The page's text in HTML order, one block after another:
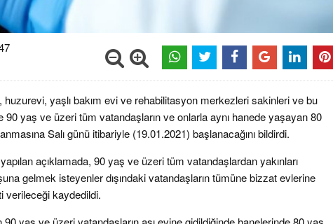
huzurevi, yaşlı bakım evi ve rehabilitasyon merkezleri sakinleri ve bu
90 yaş ve üzeri tüm vatandaşların ve onlarla aynı hanede yaşayan 80
Salı günü itibariyle (19.01.2021) başlanacağını bildirdi.
açıklamada, 90 yaş ve üzeri tüm vatandaşlardan yakınları
gelmek isteyenler dışındaki vatandaşların tümüne bizzat evlerine
verileceği kaydedildi.